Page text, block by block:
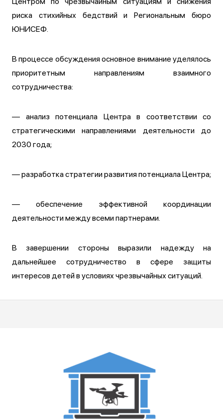
риска стихийных бедствий и Региональным бюро
ЮНИСЕФ.
В процессе обсуждения основное внимание уделялось
приоритетным направлениям взаимного
сотрудничества:
— анализ потенциала Центра в соответствии со
стратегическими направлениями деятельности до
2030 года;
— разработка стратегии развития потенциала Центра;
— обеспечение эффективной координации
деятельности между всеми партнерами.
В завершении стороны выразили надежду на
дальнейшее сотрудничество в сфере защиты
интересов детей в условиях чрезвычайных ситуаций.